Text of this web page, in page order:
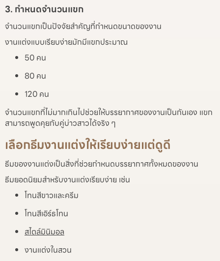
3. กำหนดจำนวนแขก
จำนวนแขกเป็นปัจจัยสำคัญที่กำหนดขนาดของงาน
งานแต่งแบบเรียบง่ายมักมีแขกประมาณ
50 คน
80 คน
120 คน
จำนวนแขกที่ไม่มากเกินไปช่วยให้บรรยากาศของงานเป็นกันเอง แขก
สามารถพูดคุยกับคู่บ่าวสาวได้จริง ๆ
เลือกธีมงานแต่งให้เรียบง่ายแต่ดูดี
ธีมของงานแต่งเป็นสิ่งที่ช่วยกำหนดบรรยากาศทั้งหมดของงาน
ธีมยอดนิยมสำหรับงานแต่งเรียบง่าย เช่น
โทนสีขาวและครีม
โทนสีเอิร์ธโทน
สไตล์มินิมอล
งานแต่งในสวน